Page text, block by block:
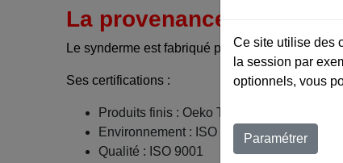
La provenance du
Le synderme est fabriqué par Salamander
Ses certifications :
Produits finis : Oeko Tex Leather Standard
Environnement : ISO 14001
Qualité : ISO 9001
Ce site utilise des
la session par
optionnels, vous
Paramétrer